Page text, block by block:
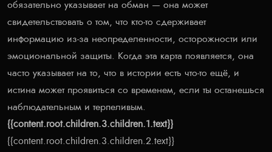
обязательно указывает на обман — она может
свидетельствовать о том, что кто-то сдерживает
информацию из-за неопределенности, осторожности или
эмоциональной защиты. Когда эта карта появляется, она
часто указывает на то, что в истории есть что-то ещё, и
истина может проявиться со временем, если ты останешься
наблюдательным и терпеливым.
{{content.root.children.3.children.1.text}}
{{content.root.children.3.children.2.text}}